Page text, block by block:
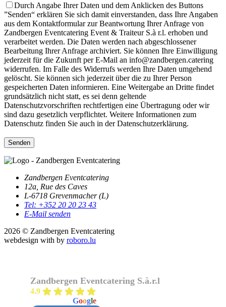
Durch Angabe Ihrer Daten und dem Anklicken des Buttons
”Senden“ erklären Sie sich damit einverstanden, dass Ihre Angaben
aus dem Kontaktformular zur Beantwortung Ihrer Anfrage von
Zandbergen Eventcatering Event & Traiteur S.à r.l. erhoben und
verarbeitet werden. Die Daten werden nach abgeschlossener
Bearbeitung Ihrer Anfrage archiviert. Sie können Ihre Einwilligung
jederzeit für die Zukunft per E-Mail an info@zandbergen.catering
widerrufen. Im Falle des Widerrufs werden Ihre Daten umgehend
gelöscht. Sie können sich jederzeit über die zu Ihrer Person
gespeicherten Daten informieren. Eine Weitergabe an Dritte findet
grundsätzlich nicht statt, es sei denn geltende
Datenschutzvorschriften rechtfertigen eine Übertragung oder wir
sind dazu gesetzlich verpflichtet. Weitere Informationen zum
Datenschutz finden Sie auch in der Datenschutzerklärung.
Zandbergen Eventcatering
12a, Rue des Caves
L-6718 Grevenmacher (L)
Tel: +352 20 20 23 43
E-Mail senden
2026 © Zandbergen Eventcatering
webdesign with by roboro.lu
Zandbergen Eventcatering S.à.r.l
4.9
Google